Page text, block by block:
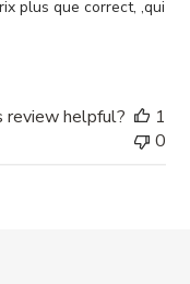
plus que correct, ,qui
review helpful?
1
0